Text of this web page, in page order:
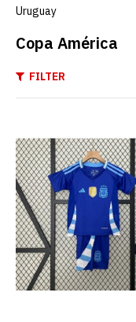
Uruguay
Copa América
FILTER